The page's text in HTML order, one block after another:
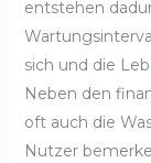
entstehen
sich und die
Neben den
oft auch die
Nutzer